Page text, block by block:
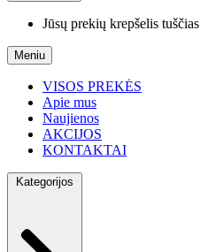
Jūsų prekių krepšelis tuščias
Meniu
VISOS PREKĖS
Apie mus
Naujienos
AKCIJOS
KONTAKTAI
Kategorijos